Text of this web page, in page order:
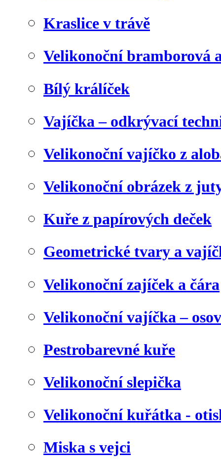
Kraslice v trávě
Velikonoční bramborová
Bílý králíček
Vajíčka – odkrývací
Velikonoční vajíčko z
Velikonoční obrázek z
Kuře z papírových deček
Geometrické tvary a
Velikonoční zajíček a čára
Velikonoční vajíčka –
Pestrobarevné kuře
Velikonoční slepička
Velikonoční kuřátka -
Miska s vejci